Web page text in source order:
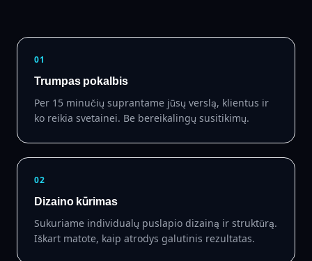
01
Trumpas pokalbis
Per 15 minučių suprantame jūsų verslą, klientus ir
ko reikia svetainei. Be bereikalingų susitikimų.
02
Dizaino kūrimas
Sukuriame individualų puslapio dizainą ir struktūrą.
Iškart matote, kaip atrodys galutinis rezultatas.